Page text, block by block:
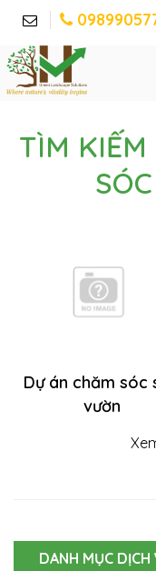
TÌM KIẾM
Dự án chăm sóc
vườn
DANH MỤC DỊCH